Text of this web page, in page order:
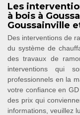
Les
à bois à
Goussainville
Des interventions de
du système de
des travaux de
interventions qui
professionnels en la
votre confiance en
des prix qui
informations, veuillez